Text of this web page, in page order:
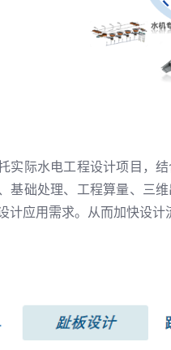
实际水电工程设计项目，
基础处理、工程算量、三
计应用需求。从而加快设计